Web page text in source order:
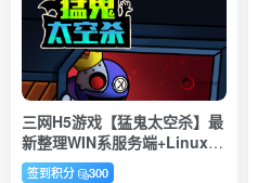
三网H5游戏【猛鬼太空杀】最
新整理WIN系服务端+Linux手
工服务端+详细搭建教程+源码
签到积分 300